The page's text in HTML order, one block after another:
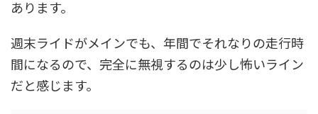
あります。
週末ライドがメインでも、年間でそれなりの走行時
間になるので、完全に無視するのは少し怖いライン
だと感じます。